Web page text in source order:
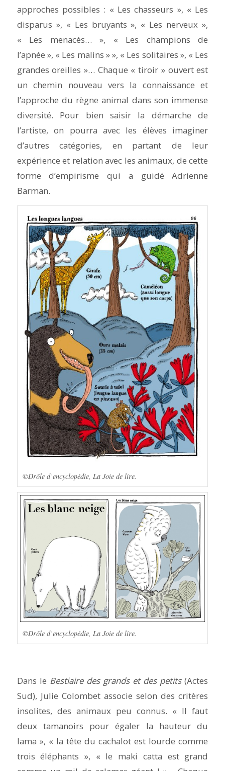
approches possibles : « Les chasseurs », « Les
disparus », « Les bruyants », « Les nerveux »,
« Les menacés… », « Les champions de
l’apnée », « Les malins » », « Les solitaires », « Les
grandes oreilles »… Chaque « tiroir » ouvert est
un chemin nouveau vers la connaissance et
l’approche du règne animal dans son immense
diversité. Pour bien saisir la démarche de
l’artiste, on pourra avec les élèves imaginer
d’autres catégories, en partant de leur
expérience et relation avec les animaux, de cette
forme d’empirisme qui a guidé Adrienne
Barman.
©Drôle d’encyclopédie, La Joie de lire.
©Drôle d’encyclopédie, La Joie de lire.
Dans le Bestiaire des grands et des petits(Actes
Sud), Julie Colombet associe selon des critères
insolites, des animaux peu connus. « Il faut
deux tamanoirs pour égaler la hauteur du
lama », « la tête du cachalot est lourde comme
trois éléphants », « le maki catta est grand